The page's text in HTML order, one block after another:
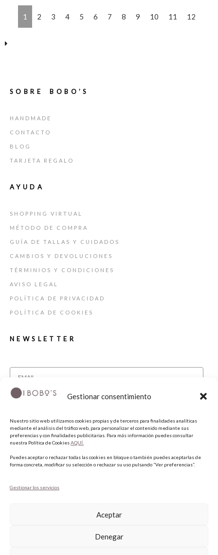
Gestionar consentimiento
Nuestro sitio web utilizamos cookies propias y de terceros para finalidades analíticas
mediante el análisis del tráfico web, para personalizar el contenido mediante sus
preferencias y con finalidades publicitarias. Para más información puedes consultar
nuestra Política de CookiesAQUÍ.
Puedes aceptar o rechazar todas las cookies en bloque o también puedes aceptarlas de
forma concreta, modificar su selección o rechazar su uso pulsando “Ver preferencias”.
Gestionar los servicios
Aceptar
Denegar
1 2 3 4 5 6 7 8 9 10 11 12
SOBRE BOBO’S
HANDMADE
CONTACTO
BLOG
TARJETA REGALO
AYUDA
SHOPPING VIRTUAL
MÉTODO DE COMPRA
GUÍA DE TALLAS Y CUIDADOS
CAMBIOS Y DEVOLUCIONES
TÉRMINIOS Y CONDICIONES
AVISO LEGAL
POLÍTICA DE PRIVACIDAD
POLÍTICA DE COOKIES
NEWSLETTER
He leído y acepto la política de privacidad.
SUSCRIBIRME
SÍGUENOS